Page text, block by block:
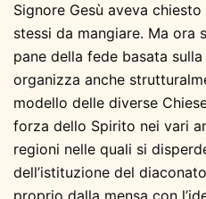
Signore Gesù aveva
stessi da mangiare. Ma
pane della fede basata
organizza anche
modello delle diverse
forza dello Spirito nei vari
regioni nelle quali si
dell’istituzione del